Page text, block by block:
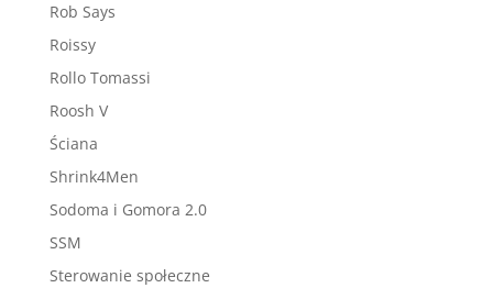
Rob Says
Roissy
Rollo Tomassi
Roosh V
Ściana
Shrink4Men
Sodoma i Gomora 2.0
SSM
Sterowanie społeczne